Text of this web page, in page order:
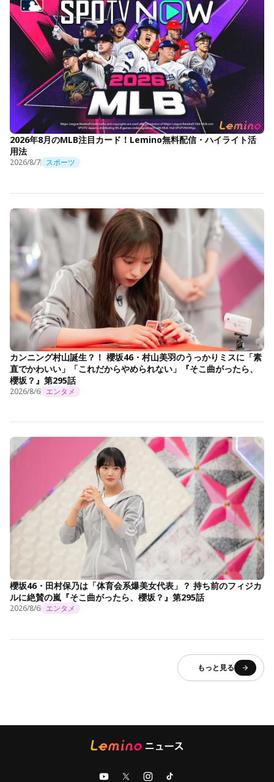
2026年8月のMLB注目カード！Lemino無料配信・ハイライト活
用法
2026/8/7 スポーツ
カンニング村山誕生？！ 櫻坂46・村山美羽のうっかりミスに「素
直でかわいい」「これだからやめられない」『そこ曲がったら、
櫻坂？』第295話
2026/8/6 エンタメ
櫻坂46・田村保乃は「体育会系爆美女代表」？ 持ち前のフィジカ
ルに絶賛の嵐『そこ曲がったら、櫻坂？』第295話
2026/8/6 エンタメ
もっと見る